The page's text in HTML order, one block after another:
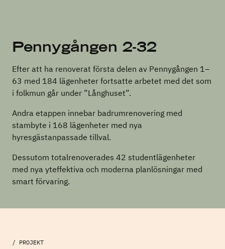
Pennygången 2-32
Efter att ha renoverat första delen av Pennygången 1–
63 med 184 lägenheter fortsatte arbetet med det som
i folkmun går under ”Långhuset”.
Andra etappen innebar badrumrenovering med
stambyte i 168 lägenheter med nya
hyresgästanpassade tillval.
Dessutom totalrenoverades 42 studentlägenheter
med nya yteffektiva och moderna planlösningar med
smart förvaring.
/ PROJEKT